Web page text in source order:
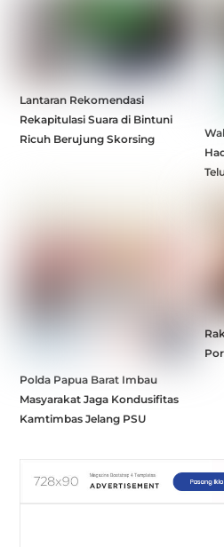
Lantaran Rekomendasi
Rekapitulasi Suara di Bintuni
Ricuh Berujung Skorsing
Polda Papua Barat Imbau
Masyarakat Jaga Kondusifitas
Kamtimbas Jelang PSU